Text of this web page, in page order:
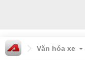
Văn hóa xe